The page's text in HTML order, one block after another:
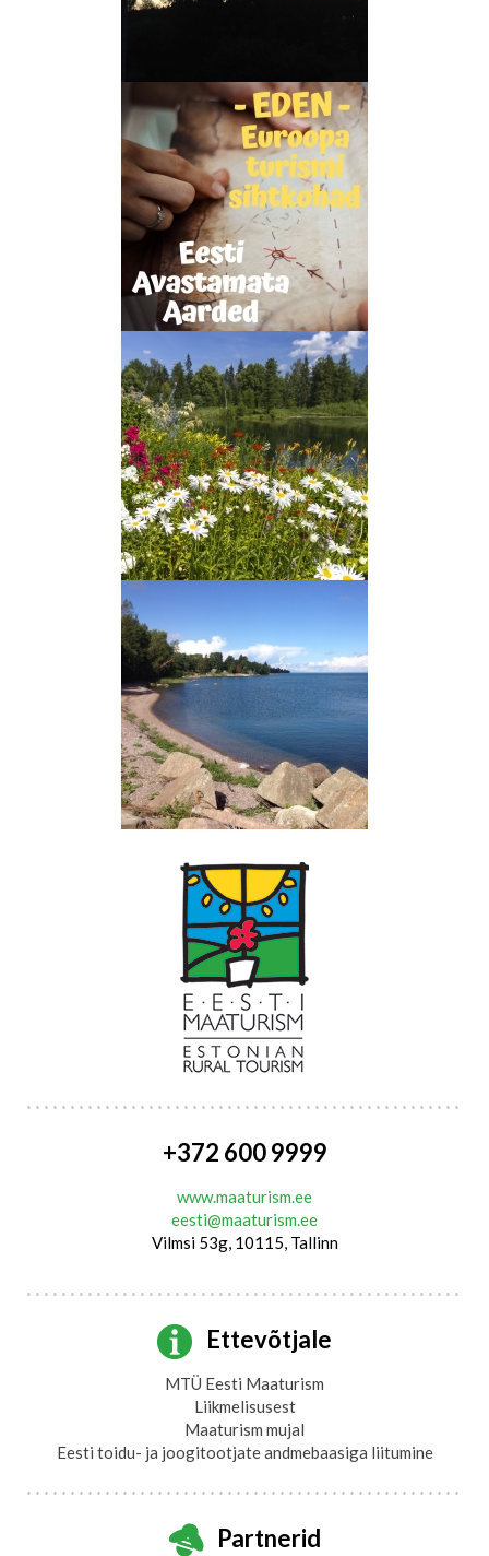
+372 600 9999
www.maaturism.ee
eesti@maaturism.ee
Vilmsi 53g, 10115, Tallinn
Ettevõtjale
MTÜ Eesti Maaturism
Liikmelisusest
Maaturism mujal
Eesti toidu- ja joogitootjate andmebaasiga liitumine
Partnerid